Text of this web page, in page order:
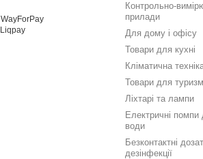
Контрольно-
прилади
Для дому і офісу
Товари для кухні
Кліматична
Товари для
Ліхтарі та лампи
Електричні помпи
води
Безконтактні
дезінфекції